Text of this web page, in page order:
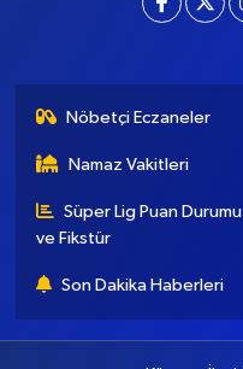
Nöbetçi Eczaneler
Namaz Vakitleri
Süper Lig Puan Durumu
ve Fikstür
Son Dakika Haberleri